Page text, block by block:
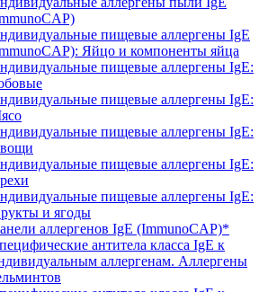
пищевые аллергены IgE
Яйцо и компоненты яйца
пищевые аллергены IgE:
пищевые аллергены IgE:
пищевые аллергены IgE:
пищевые аллергены IgE:
пищевые аллергены IgE:
и ягоды
аллергенов IgE (ImmunoCAP)*
антитела класса IgE к
аллергенам. Аллергены